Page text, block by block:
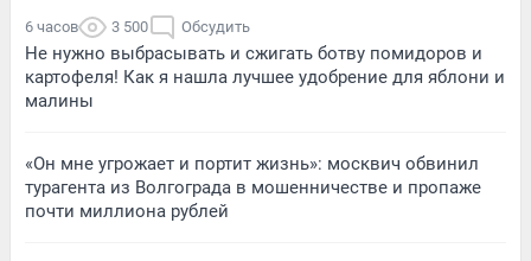
6 часов 3 500 Обсудить
Не нужно выбрасывать и сжигать ботву помидоров и
картофеля! Как я нашла лучшее удобрение для яблони и
малины
«Он мне угрожает и портит жизнь»: москвич обвинил
турагента из Волгограда в мошенничестве и пропаже
почти миллиона рублей